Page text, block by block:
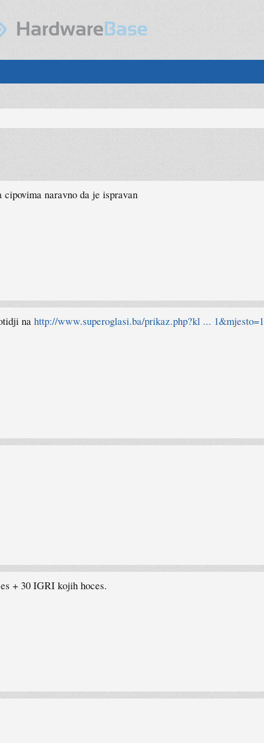
naravno da je ispravan
na http://www.superoglasi.ba/prikaz.php?kl ... 1&mjesto=1
+ 30 IGRI kojih hoces.